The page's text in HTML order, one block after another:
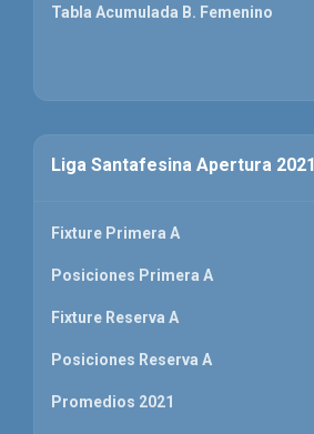
Tabla Acumulada B. Femenino
Liga Santafesina Apertura 2021
Fixture Primera A
Posiciones Primera A
Fixture Reserva A
Posiciones Reserva A
Promedios 2021